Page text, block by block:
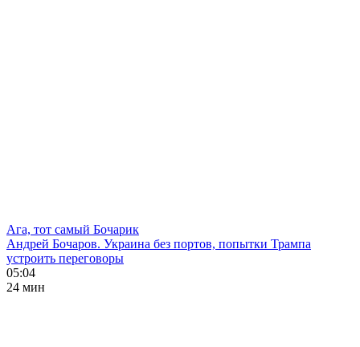
Ага, тот самый Бочарик
Андрей Бочаров. Украина без портов, попытки Трампа
устроить переговоры
05:04
24 мин